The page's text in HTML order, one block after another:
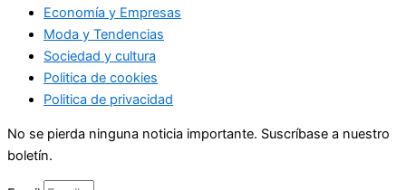
Economía y Empresas
Moda y Tendencias
Sociedad y cultura
Politica de cookies
Politica de privacidad
No se pierda ninguna noticia importante. Suscríbase a nuestro
boletín.